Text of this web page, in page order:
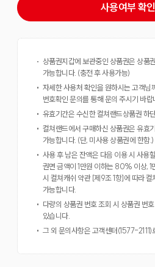
사용여부 확
상품권지갑에 보관중인 상품권은 상품
가능합니다. (충전 후 사용가능)
자세한 사용처 확인을 원하시는 고객님
번호확인 문의를 통해 문의 주시기 바랍
유효기간은 수신한 컬쳐랜드상품권 하
컬쳐랜드에서 구매하신 상품권은 유효
가능합니다. (단, 미사용 상품권에 한함.)
사용 후 남은 잔액은 다음 이용 시 사용
권면 금액이 1만원 이하는 80% 이상,
시 컬쳐캐쉬 약관 [제9조 1항]에 따라 컬
가능합니다.
다량의 상품권 번호 조회 시 상품권 번
있습니다.
그 외 문의사항은 고객센터(1577-2111)